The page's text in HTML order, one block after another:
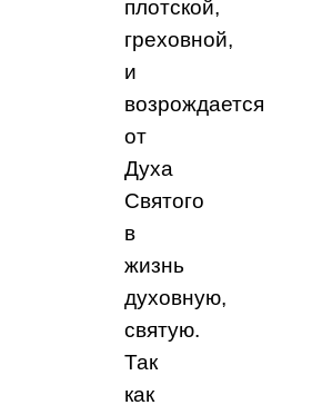
плотской,
греховной,
и
возрождается
от
Духа
Святого
в
жизнь
духовную,
святую.
Так
как